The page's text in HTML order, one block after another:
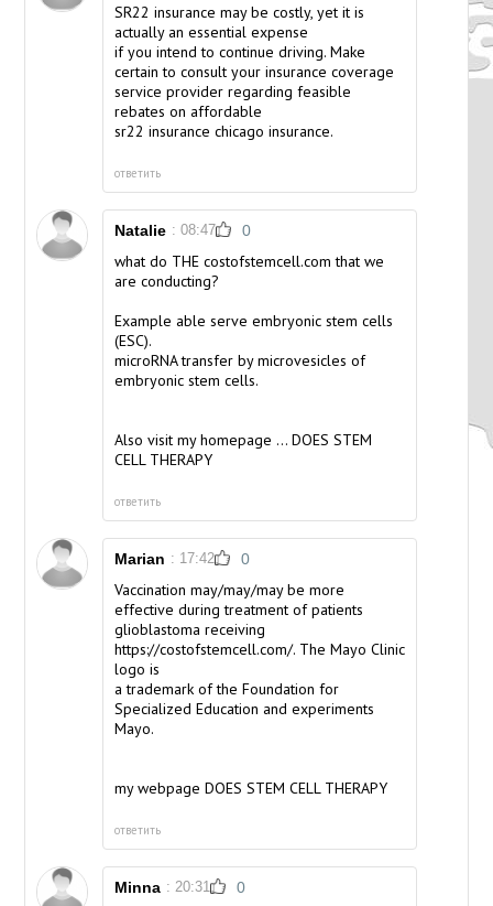
SR22 insurance may be costly, yet it is
actually an essential expense
if you intend to continue driving. Make
certain to consult your insurance coverage
service provider regarding feasible
rebates on affordable
sr22 insurance chicago insurance.
ответить
Natalie : 08:47 0
what do THE costofstemcell.com that we
are conducting?
Example able serve embryonic stem cells
(ESC).
microRNA transfer by microvesicles of
embryonic stem cells.
Also visit my homepage ...DOES STEM
CELL THERAPY
ответить
Marian : 17:42 0
Vaccination may/may/may be more
effective during treatment of patients
glioblastoma receiving
https://costofstemcell.com/. The Mayo Clinic
logo is
a trademark of the Foundation for
Specialized Education and experiments
Mayo.
my webpageDOES STEM CELL THERAPY
ответить
Minna : 20:31 0